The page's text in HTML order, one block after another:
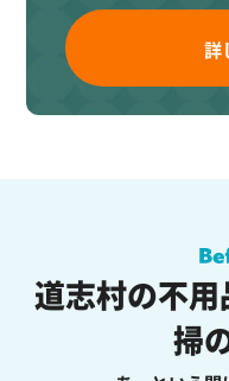
詳
道志村の不
掃